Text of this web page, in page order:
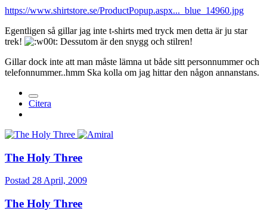
https://www.shirtstore.se/ProductPopup.aspx..._blue_14960.jpg
Egentligen så gillar jag inte t-shirts med tryck men detta är ju star
trek!
Dessutom är den snygg och stilren!
Gillar dock inte att man måste lämna ut både sitt personnummer och
telefonnummer..hmm Ska kolla om jag hittar den någon annanstans.
Citera
The Holy Three
Postad 28 April, 2009
The Holy Three